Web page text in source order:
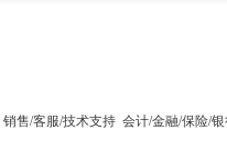
销售/客服/技术支持 会计/金融/保险/